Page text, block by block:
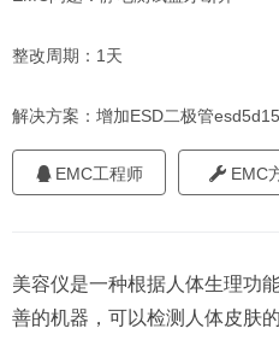
整改周期：1天
解决方案：增加ESD二极管
EMC工程师 EMC
美容仪是一种根据人体生理功
善的机器，可以检测人体皮肤